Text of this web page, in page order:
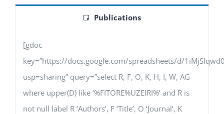
Publications
[gdoc
key=”https://docs.google.com/spreadsheets/d/
usp=sharing” query=”select R, F, O, K, H, I, W, AG
where upper(D) like ‘%FITORE%UZEIRI%’ and R is
not null label R ‘Authors’, F ‘Title’, O ‘Journal’, K